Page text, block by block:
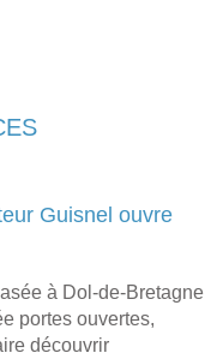
Guisnel ouvre
à Dol-de-Bretagne
portes ouvertes,
découvrir